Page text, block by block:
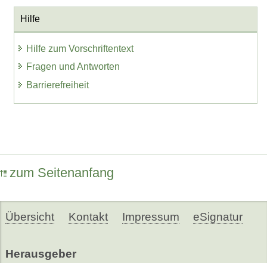
Hilfe
Hilfe zum Vorschriftentext
Fragen und Antworten
Barrierefreiheit
zum Seitenanfang
Übersicht Kontakt Impressum eSignatur
Herausgeber